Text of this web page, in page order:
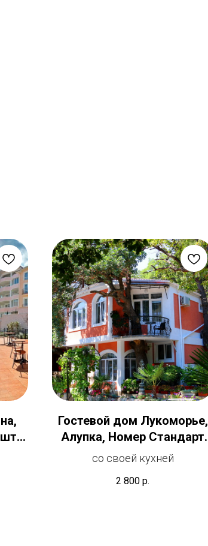
Гостевой дом Лукоморье,
Алупка, Номер Стандарт
для 2 человек
со своей кухней
2 800 р.